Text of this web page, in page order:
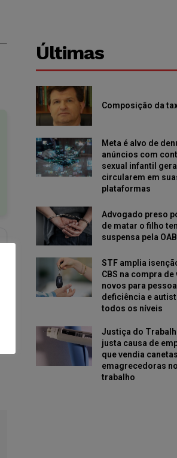
Últimas
Composição da
Meta é alvo de
anúncios com
sexual infantil
circularem em
plataformas
Advogado preso
de matar o filho
suspensa pela
STF amplia
CBS na compra
novos para
deficiência e
todos os níveis
Justiça do
justa causa de
que vendia canetas
emagrecedoras
trabalho